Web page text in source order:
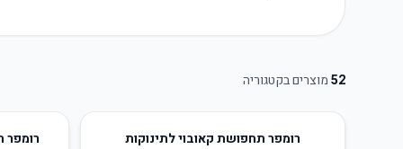
52מוצרים בקטגוריה
רומפר תחפושת קאובוי לתינוקות 40
רומפר